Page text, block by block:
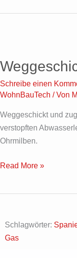
Schreibe einen
WohnBauTech / Von
Weggeschickt und
verstopften
Ohrmilben.
zugestopft
Read More »
Schlagwörter:
Gas